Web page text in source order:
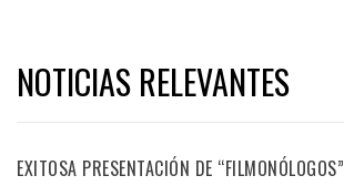
NOTICIAS RELEVANTES
EXITOSA PRESENTACIÓN DE “FILMONÓLOGOS”